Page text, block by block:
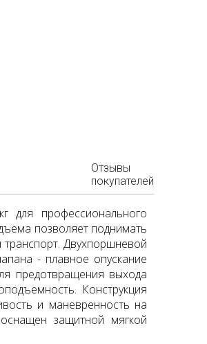
Отзывы
покупателей
для профессионального
позволяет поднимать
Двухпоршневой
- плавное опускание
предотвращения выхода
Конструкция
и маневренность на
защитной мягкой